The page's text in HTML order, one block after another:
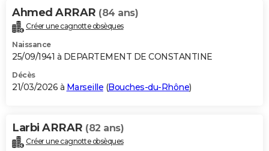
Alimentation
Guide de la santé
Maladies
Médicaments
Sommeil
VOYAGE
Destinations
City break
Voyage nature
Voyage de noces
Forum
Climat
+PHOTO
GUIDES D'ACHAT
BONS PLANS
Carte de Noël
Carte Bonne année
Carte Saint-Valentin
Carte Pâques
Carte d'anniversaire
DICTIONNAIRE
Ahmed ARRAR (84 ans)
Créer une cagnotte obsèques
Naissance
25/09/1941 à DEPARTEMENT DE CONSTANTINE
Décès
21/03/2026 à Marseille (Bouches-du-Rhône)
Larbi ARRAR (82 ans)
Créer une cagnotte obsèques